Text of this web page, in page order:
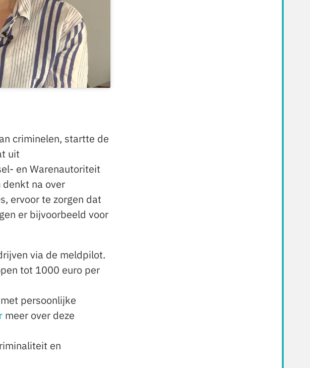
criminelen, startte de
uit
en Warenautoriteit
denkt na over
ervoor te zorgen dat
er bijvoorbeeld voor
via de meldpilot.
tot 1000 euro per
persoonlijke
meer over deze
en